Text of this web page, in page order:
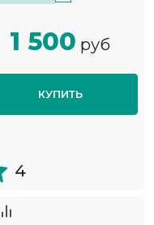
1 500 руб
КУПИТЬ
4